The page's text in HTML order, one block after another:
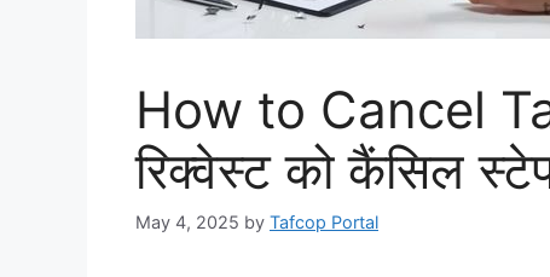
How to Cancel
रिक्वेस्ट को कैंसिल
May 4, 2025 by Tafcop Portal